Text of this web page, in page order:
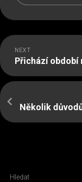
NEXT
Hledat